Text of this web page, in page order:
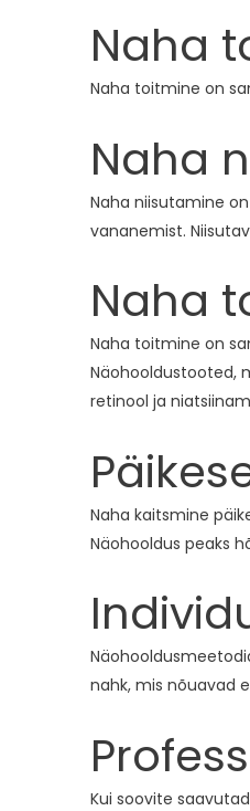
Naha
Naha toitmine on
Naha
Naha niisutamine
vananemist.
Naha
Naha toitmine on
Näohooldustooted,
retinool ja
Naha kaitsmine
Näohooldus peaks
nahk, mis nõuavad
Kui soovite